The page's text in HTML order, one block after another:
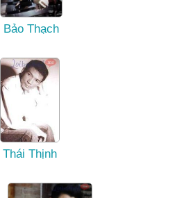
Bảo Thạch
Thái Thịnh